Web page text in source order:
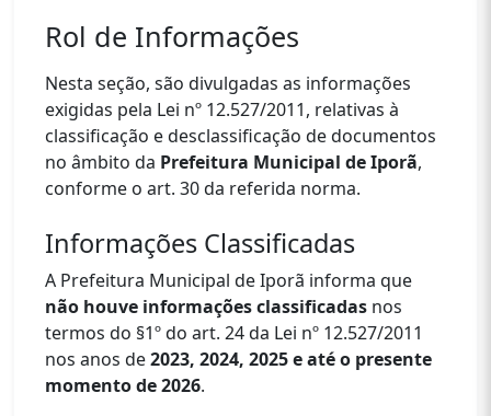
Rol de Informações
Nesta seção, são divulgadas as informações
exigidas pela Lei nº 12.527/2011, relativas à
classificação e desclassificação de documentos
no âmbito da Prefeitura Municipal de Iporã,
conforme o art. 30 da referida norma.
Informações Classificadas
A Prefeitura Municipal de Iporã informa que
não houve informações classificadas nos
termos do §1º do art. 24 da Lei nº 12.527/2011
nos anos de2023, 2024, 2025 e até o presente
momento de 2026.